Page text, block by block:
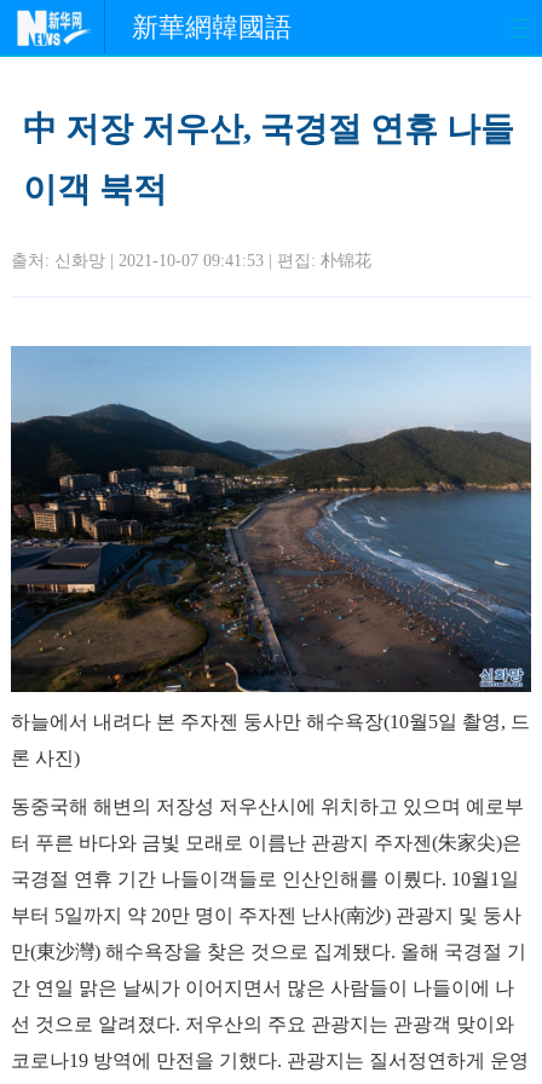
新華網韓國語
경제 사회 포토
중한교류
연예 관광
中 저장 저우산, 국경절 연휴 나들
이객 북적
출처: 신화망 | 2021-10-07 09:41:53 | 편집: 朴锦花
하늘에서 내려다 본 주자젠 둥사만 해수욕장(10월5일 촬영, 드
론 사진)
동중국해 해변의 저장성 저우산시에 위치하고 있으며 예로부
터 푸른 바다와 금빛 모래로 이름난 관광지 주자젠(朱家尖)은
국경절 연휴 기간 나들이객들로 인산인해를 이뤘다. 10월1일
부터 5일까지 약 20만 명이 주자젠 난사(南沙) 관광지 및 둥사
만(東沙灣) 해수욕장을 찾은 것으로 집계됐다. 올해 국경절 기
간 연일 맑은 날씨가 이어지면서 많은 사람들이 나들이에 나
선 것으로 알려졌다. 저우산의 주요 관광지는 관광객 맞이와
코로나19 방역에 만전을 기했다. 관광지는 질서정연하게 운영